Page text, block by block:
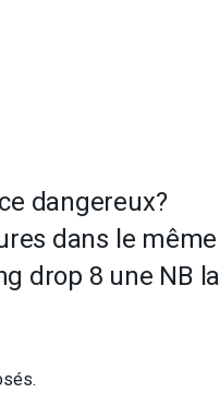
dangereux?
dans le même
drop 8 une NB la